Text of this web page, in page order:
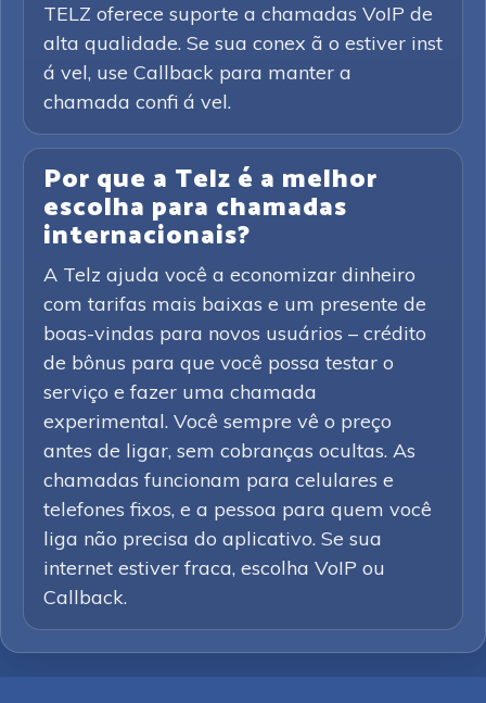
TELZ oferece suporte a chamadas VoIP de
alta qualidade. Se sua conex ã o estiver inst
á vel, use Callback para manter a
chamada confi á vel.
Por que a Telz é a melhor
escolha para chamadas
internacionais?
A Telz ajuda você a economizar dinheiro
com tarifas mais baixas e um presente de
boas-vindas para novos usuários – crédito
de bônus para que você possa testar o
serviço e fazer uma chamada
experimental. Você sempre vê o preço
antes de ligar, sem cobranças ocultas. As
chamadas funcionam para celulares e
telefones fixos, e a pessoa para quem você
liga não precisa do aplicativo. Se sua
internet estiver fraca, escolha VoIP ou
Callback.